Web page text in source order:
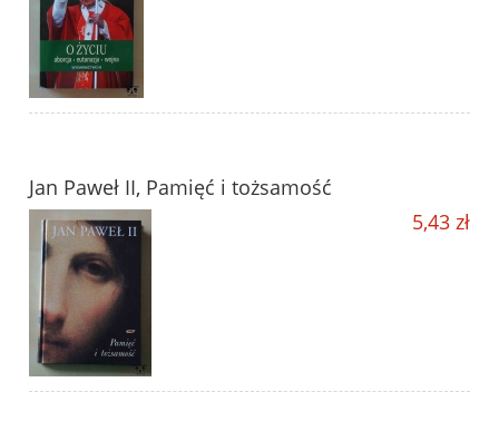
Jan Paweł II, Pamięć i tożsamość
5,43 zł